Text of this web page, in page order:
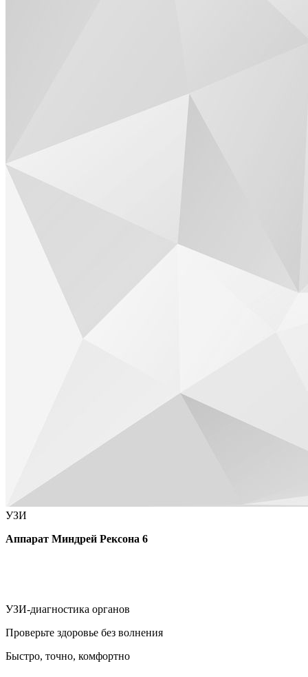
УЗИ
Аппарат Миндрей Рексона 6
УЗИ-диагностика органов
Проверьте здоровье без волнения
Быстро, точно, комфортно